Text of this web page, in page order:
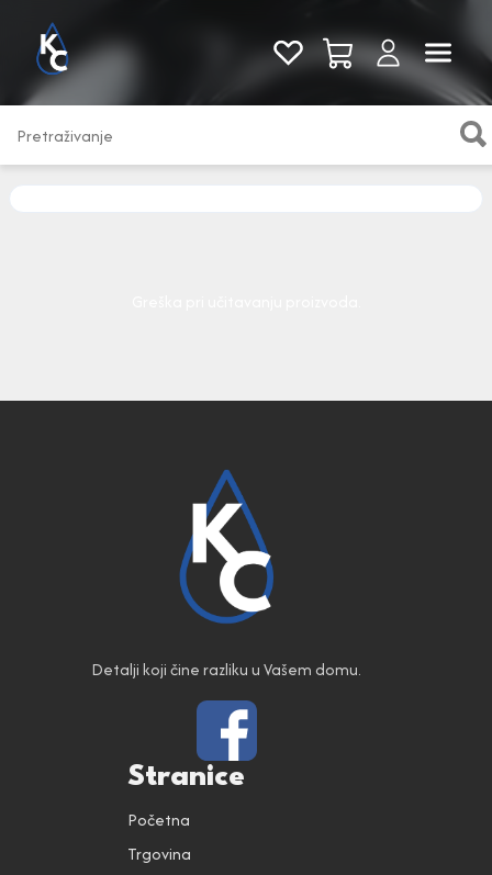
Pogledaj sve
Detalji koji čine razliku u Vašem domu.
Stranice
Početna
Trgovina